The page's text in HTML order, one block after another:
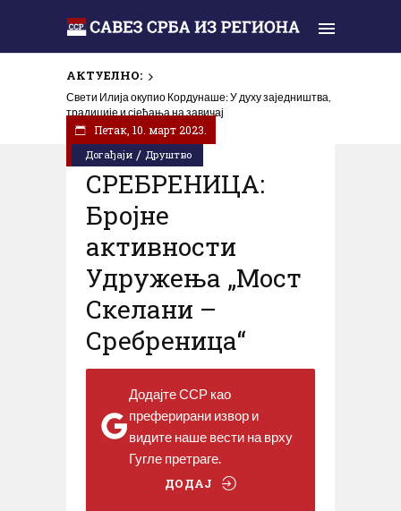
АКТУЕЛНО:
Свети Илија окупио Кордунаше: У духу заједништва,
традиције и сјећања на завичај
Догађаји / Друштво
Петак, 10. март 2023.
СРЕБРЕНИЦА:
Бројне
активности
Удружења „Мост
Скелани –
Сребреница“
Додајте ССР као
преферирани извор и
видите наше вести на врху
Гугле претраге.
ДОДАЈ